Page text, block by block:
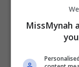
MissMynah